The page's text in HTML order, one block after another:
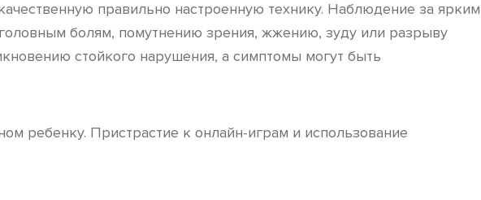
правильно настроенную технику. Наблюдение за ярким
болям, помутнению зрения, жжению, зуду или разрыву
стойкого нарушения, а симптомы могут быть
ребенку. Пристрастие к онлайн-играм и использование